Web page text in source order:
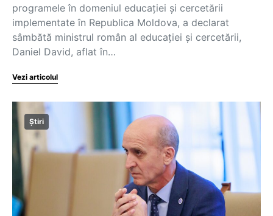
programele în domeniul educaţiei şi cercetării
implementate în Republica Moldova, a declarat
sâmbătă ministrul român al educaţiei şi cercetării,
Daniel David, aflat în…
Vezi articolul
Știri